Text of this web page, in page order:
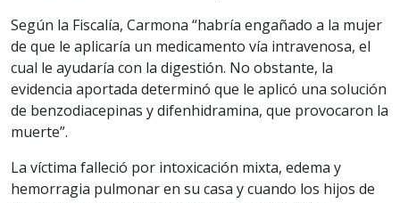
Según la Fiscalía, Carmona “habría engañado a la mujer
de que le aplicaría un medicamento vía intravenosa, el
cual le ayudaría con la digestión. No obstante, la
evidencia aportada determinó que le aplicó una solución
de benzodiacepinas y difenhidramina, que provocaron la
muerte”.
La víctima falleció por intoxicación mixta, edema y
hemorragia pulmonar en su casa y cuando los hijos de